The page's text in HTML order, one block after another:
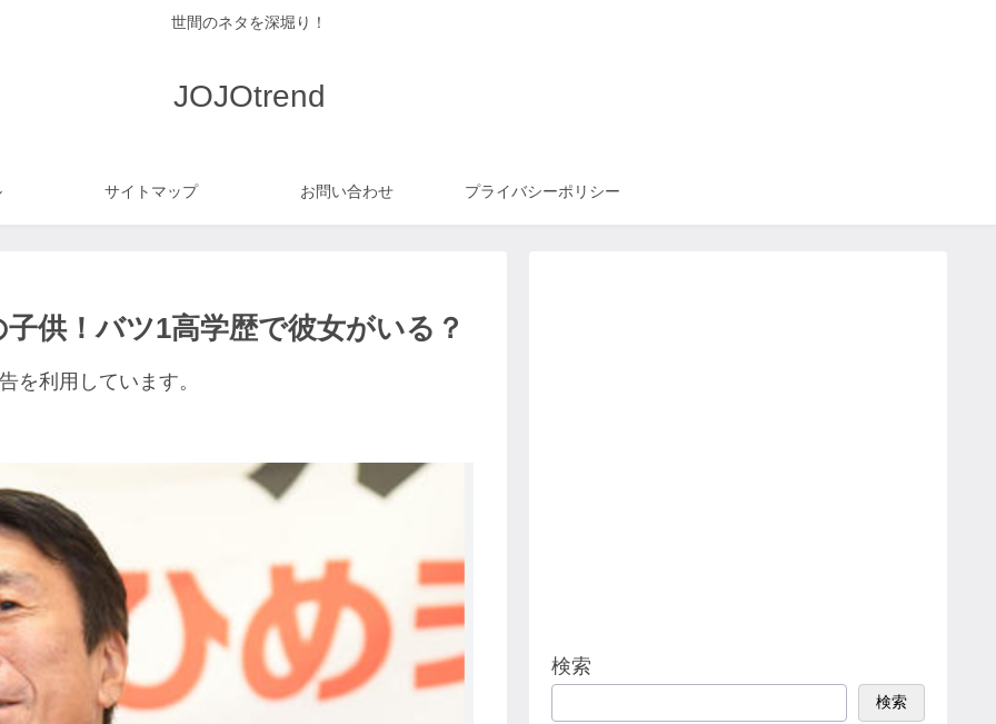
世間のネタを深堀り！
JOJOtrend
サイトマップ お問い合わせ プライバシーポリシー
供！バツ1高学歴で彼女がいる？
を利用しています。
検索
検索